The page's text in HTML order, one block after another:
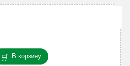
В корзину